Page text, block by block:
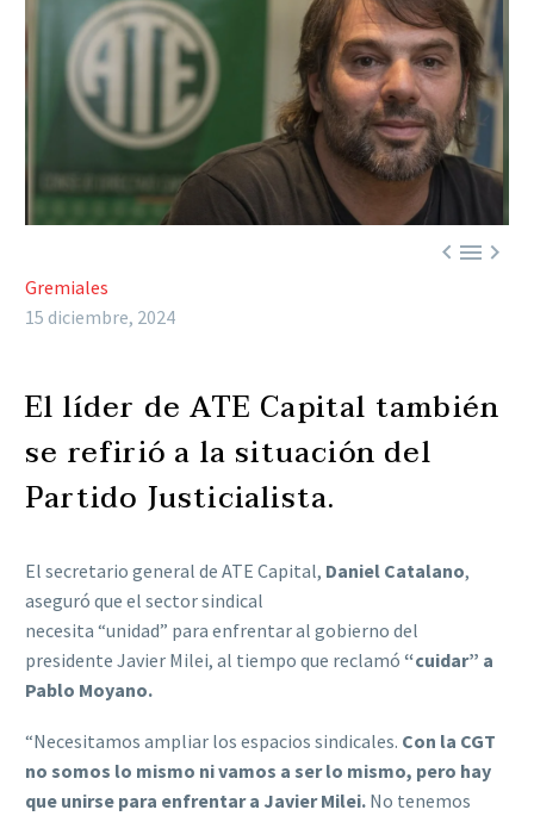

Gremiales
15 diciembre, 2024
El líder de ATE Capital también
se refirió a la situación del
Partido Justicialista.
El secretario general de ATE Capital, Daniel Catalano,
aseguró que el sector sindical
necesita “unidad” para enfrentar al gobierno del
presidente Javier Milei, al tiempo que reclamó “cuidar” a
Pablo Moyano.
“Necesitamos ampliar los espacios sindicales. Con la CGT
no somos lo mismo ni vamos a ser lo mismo, pero hay
que unirse para enfrentar a Javier Milei. No tenemos